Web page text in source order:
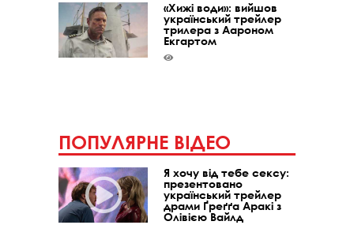
«Хижі води»: вийшов
український трейлер
трилера з Аароном
Екгартом
ПОПУЛЯРНЕ ВІДЕО
Я хочу від тебе сексу:
презентовано
український трейлер
драми Ґреґґа Аракі з
Олівією Вайлд